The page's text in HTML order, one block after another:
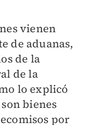
vienen
de aduanas,
de la
de la
lo explicó
bienes
por